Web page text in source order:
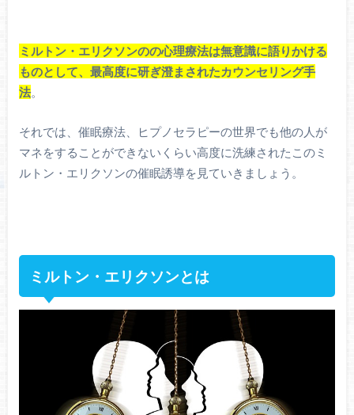
ミルトン・エリクソンのの心理療法は無意識に語りかける
ものとして、最高度に研ぎ澄まされたカウンセリング手
法。
それでは、催眠療法、ヒプノセラピーの世界でも他の人が
マネをすることができないくらい高度に洗練されたこのミ
ルトン・エリクソンの催眠誘導を見ていきましょう。
ミルトン・エリクソンとは